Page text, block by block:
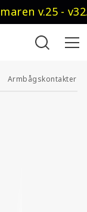
v.25 -
Armbågskontakter